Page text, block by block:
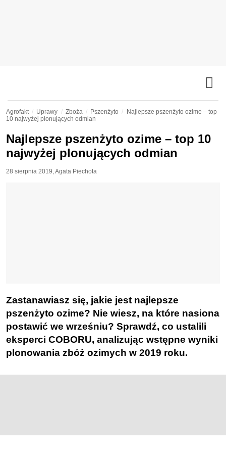
Agrofakt Uprawy Zboża Pszenżyto
Najlepsze pszenżyto ozime – top
10 najwyżej plonujących odmian
Najlepsze pszenżyto ozime – top 10
najwyżej plonujących odmian
28 sierpnia 2019,Agata Piechota
Zastanawiasz się, jakie jest najlepsze
pszenżyto ozime? Nie wiesz, na które nasiona
postawić we wrześniu? Sprawdź, co ustalili
eksperci COBORU, analizując wstępne wyniki
plonowania zbóż ozimych w 2019 roku.